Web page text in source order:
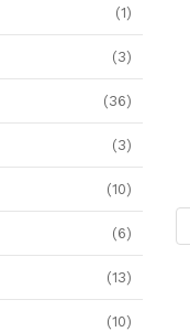
(1)
(3)
(36)
(3)
(10)
(6)
(13)
(10)